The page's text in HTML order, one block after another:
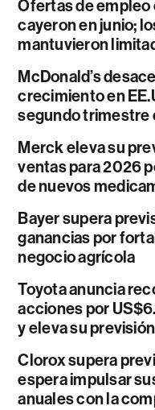
Ofertas de empleo
cayeron en junio;
mantuvieron
McDonald’s
crecimiento en
segundo trimestre
Merck eleva su
ventas para 2026
de nuevos
Bayer supera
ganancias por
negocio agrícola
Toyota anuncia
acciones por
y eleva su
Clorox supera
espera impulsar
anuales con la